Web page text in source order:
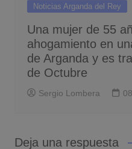
Noticias Arganda del Rey
Una mujer de 55
ahogamiento en
de Arganda y es
de Octubre
Sergio Lombera
Deja una respuesta